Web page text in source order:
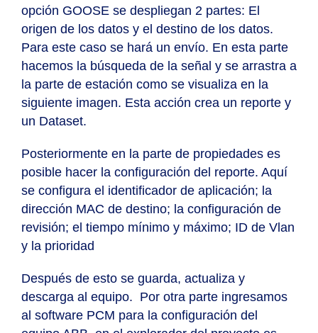
opción GOOSE se despliegan 2 partes: El
origen de los datos y el destino de los datos.
Para este caso se hará un envío. En esta parte
hacemos la búsqueda de la señal y se arrastra a
la parte de estación como se visualiza en la
siguiente imagen. Esta acción crea un reporte y
un Dataset.
Posteriormente en la parte de propiedades es
posible hacer la configuración del reporte. Aquí
se configura el identificador de aplicación; la
dirección MAC de destino; la configuración de
revisión; el tiempo mínimo y máximo; ID de Vlan
y la prioridad
Después de esto se guarda, actualiza y
descarga al equipo. Por otra parte ingresamos
al software PCM para la configuración del